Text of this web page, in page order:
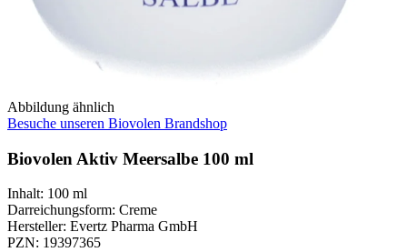
Abbildung ähnlich
Besuche unseren Biovolen Brandshop
Biovolen Aktiv Meersalbe 100 ml
Inhalt: 100 ml
Darreichungsform: Creme
Hersteller: Evertz Pharma GmbH
PZN: 19397365